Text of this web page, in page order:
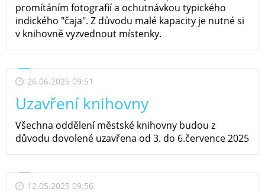
promítáním fotografií a ochutnávkou typického
indického "čaja". Z důvodu malé kapacity je nutné si
v knihovně vyzvednout místenky.
26.06.2025 09:51
Uzavření knihovny
Všechna oddělení městské knihovny budou z
důvodu dovolené uzavřena od 3. do 6.července 2025
12.05.2025 09:56